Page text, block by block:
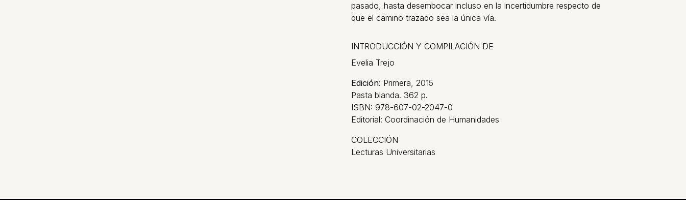
pasado, hasta desembocar incluso en la incertidumbre respecto de
que el camino trazado sea la única vía.
INTRODUCCIÓN Y COMPILACIÓN DE
Evelia Trejo
Edición: Primera, 2015
Pasta blanda. 362 p.
ISBN: 978-607-02-2047-0
Editorial: Coordinación de Humanidades
COLECCIÓN
Lecturas Universitarias